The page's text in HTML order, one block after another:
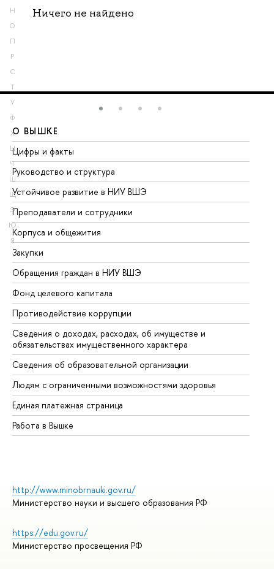
Н
О
П
Р
С
Т
У
Ф
Х
Ц
Ч
Ш
Щ
Э
Ю
Я
Ничего не найдено
О ВЫШКЕ
Цифры и факты
Руководство и структура
Устойчивое развитие в НИУ ВШЭ
Преподаватели и сотрудники
Корпуса и общежития
Закупки
Обращения граждан в НИУ ВШЭ
Фонд целевого капитала
Противодействие коррупции
Сведения о доходах, расходах, об имуществе и
обязательствах имущественного характера
Сведения об образовательной организации
Людям с ограниченными возможностями здоровья
Единая платежная страница
Работа в Вышке
http://www.minobrnauki.gov.ru/
Министерство науки и высшего образования РФ
https://edu.gov.ru/
Министерство просвещения РФ